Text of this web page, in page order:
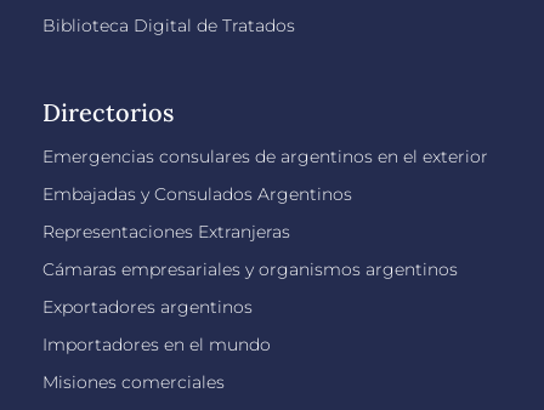
Biblioteca Digital de Tratados
Directorios
Emergencias consulares de argentinos en el exterior
Embajadas y Consulados Argentinos
Representaciones Extranjeras
Cámaras empresariales y organismos argentinos
Exportadores argentinos
Importadores en el mundo
Misiones comerciales